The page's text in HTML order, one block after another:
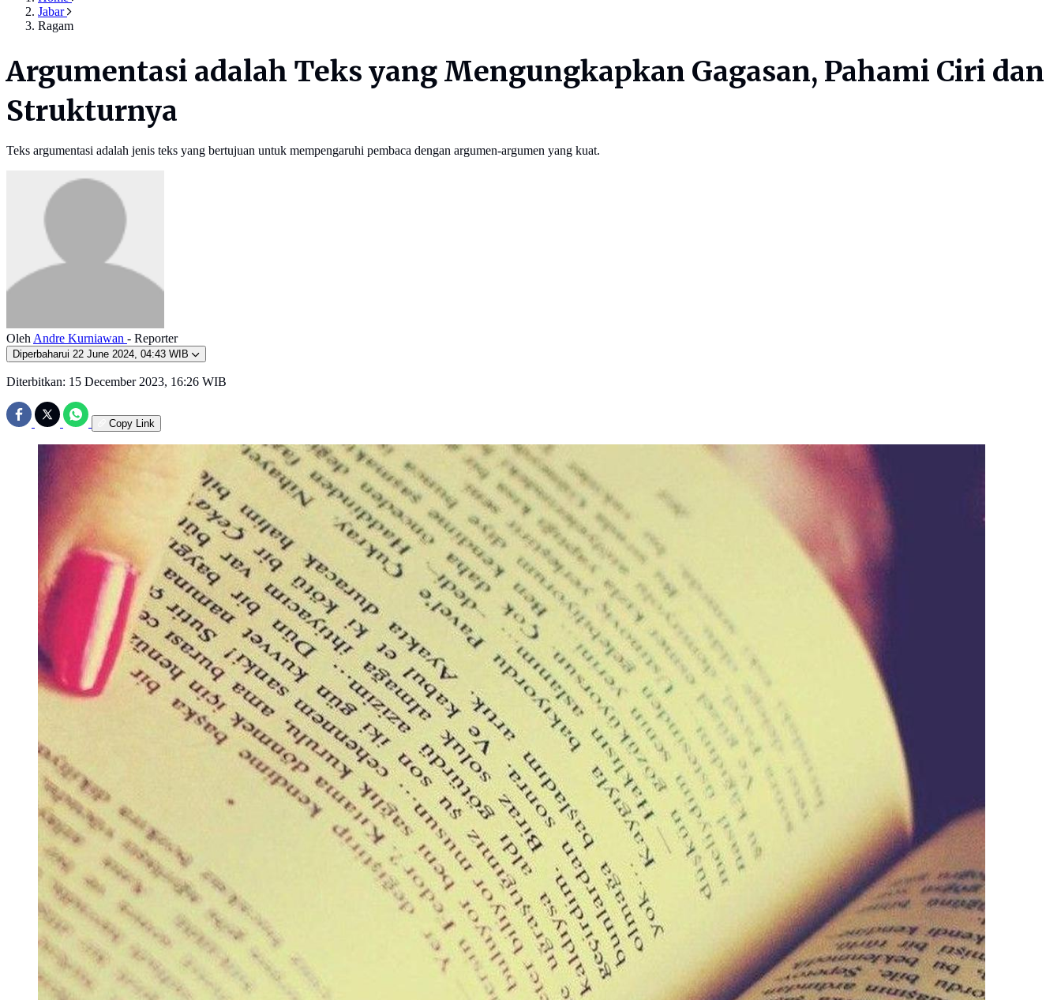
Jabar
Ragam
Argumentasi adalah Teks yang Mengungkapkan Gagasan, Pahami Ciri dan
Strukturnya
Teks argumentasi adalah jenis teks yang bertujuan untuk mempengaruhi pembaca dengan argumen-argumen yang kuat.
Oleh Andre Kurniawan - Reporter
Diperbaharui 22 June 2024, 04:43 WIB
Diterbitkan: 15 December 2023, 16:26 WIB
Copy Link